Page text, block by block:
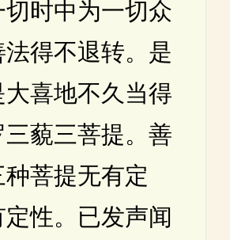
时中为一切众
得不退转。是
喜地不久当得
三藐三菩提。善
菩提无有定
性。已发声闻